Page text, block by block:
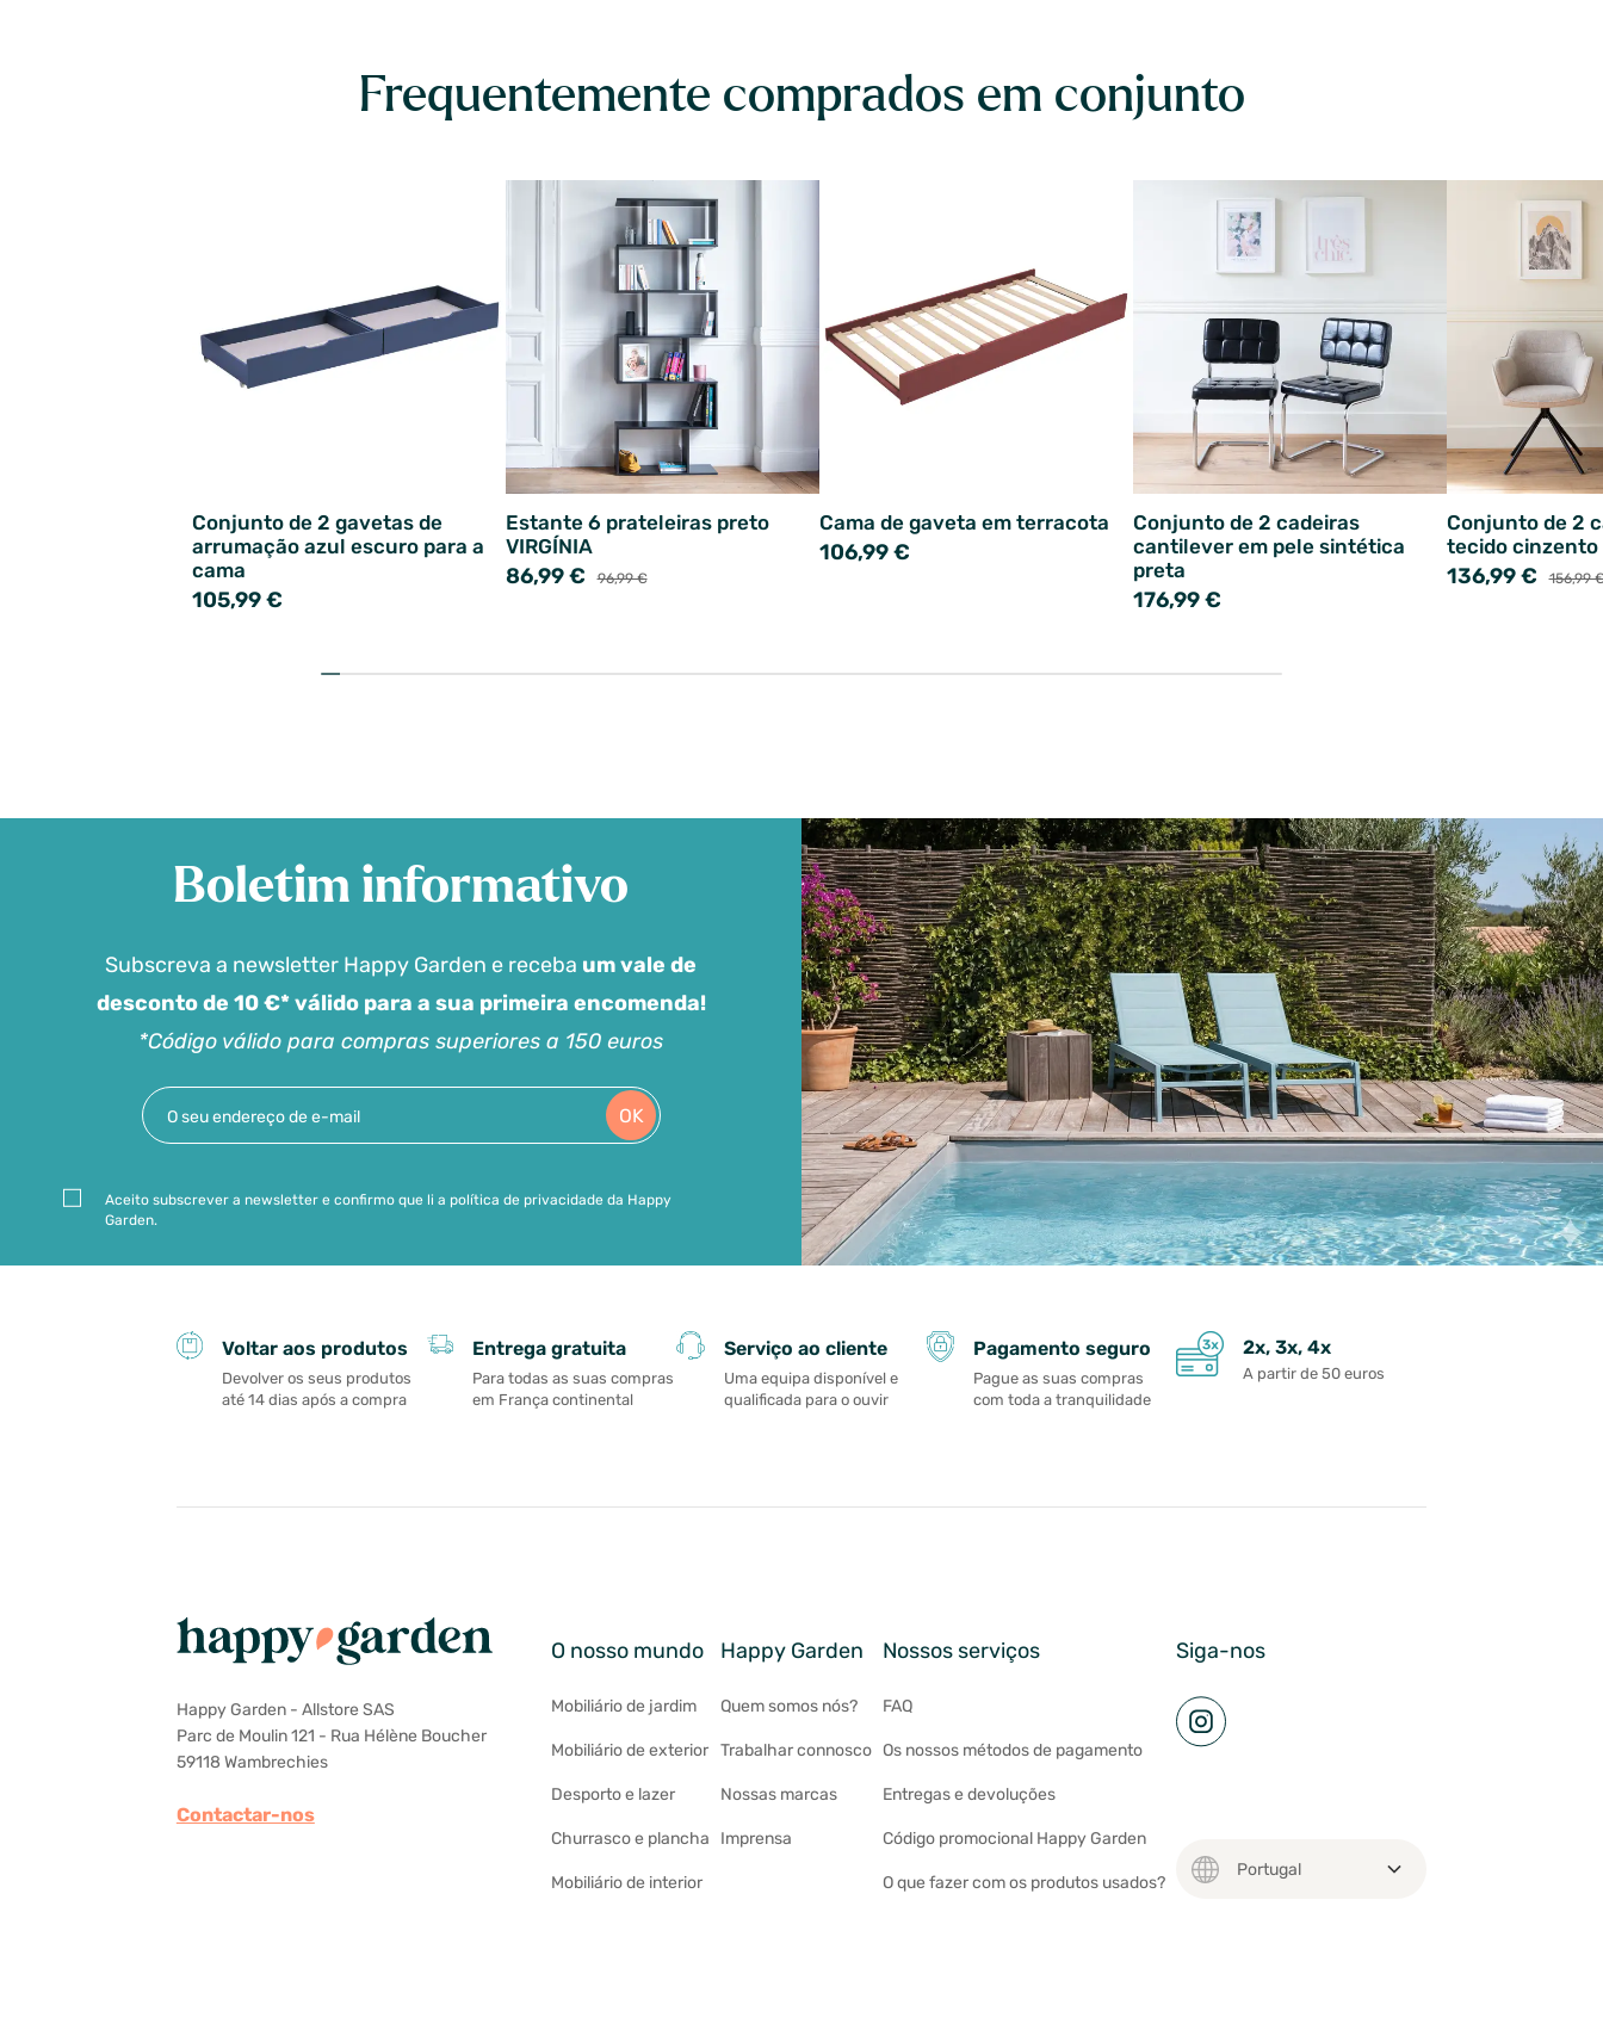
Frequentemente comprados em conjunto
Conjunto de 2 gavetas de
arrumação azul escuro para a
cama
105,99 €
Estante 6 prateleiras preto
VIRGÍNIA
86,99 € 96,99 €
Cama de gaveta em terracota
106,99 €
Conjunto de 2 cadeiras
cantilever em pele sintética
preta
176,99 €
Conjunto de 2
tecido cinzento
136,99 € 156,99
Boletim informativo
Subscreva a newsletter Happy Garden e receba um vale de
desconto de 10 €* válido para a sua primeira encomenda!
*Código válido para compras superiores a 150 euros
OK
Aceito subscrever a newsletter e confirmo que li a política de privacidade da Happy
Garden.
Voltar aos produtos
Devolver os seus produtos
até 14 dias após a compra
Entrega gratuita
Para todas as suas compras
em França continental
Serviço ao cliente
Uma equipa disponível e
qualificada para o ouvir
Pagamento seguro
Pague as suas compras
com toda a tranquilidade
2x, 3x, 4x
A partir de 50 euros
Happy Garden - Allstore SAS
Parc de Moulin 121 - Rua Hélène Boucher
59118 Wambrechies
Contactar-nos
O nosso mundo
Mobiliário de jardim
Mobiliário de exterior
Desporto e lazer
Churrasco e plancha
Mobiliário de interior
Happy Garden
Quem somos nós?
Trabalhar connosco
Nossas marcas
Imprensa
Nossos serviços
FAQ
Os nossos métodos de pagamento
Entregas e devoluções
Código promocional Happy Garden
O que fazer com os produtos usados?
Siga-nos